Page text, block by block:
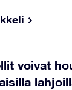
voivat